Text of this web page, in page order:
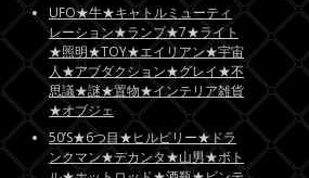
UFO★牛★キャトルミューティ
レーション★ランプ★7★ライト
★照明★TOY★エイリアン★宇宙
人★アブダクション★グレイ★不
思議★謎★置物★インテリア雑貨
★オブジェ
50’S★6つ目★ヒルビリー★ドラ
ンクマン★デカンタ★山男★ボト